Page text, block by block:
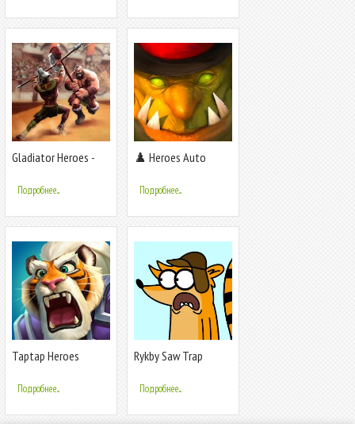
Gladiator Heroes -
Подробнее...
♟️ Heroes Auto
игра
Подробнее...
Taptap Heroes
Подробнее...
Rykby Saw Trap
Подробнее...